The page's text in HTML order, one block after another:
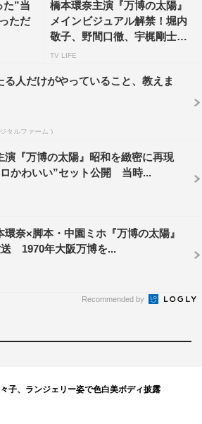
た”当
ただ
橋本環奈主演『万博の太陽』
メインビジュアル解禁！堀内
敬子、野間口徹、宇梶剛士ら
の...
TV LIFE
る人だけがやっていること、教えま
タルファーム )
演『万博の太陽』昭和を緻密に再現
ロかわいい”セット公開 当時...
環奈×脚本・中園ミホ『万博の太陽』
送 1970年大阪万博を...
Recommended by
子、ランジェリー姿で色白美ボディ披露